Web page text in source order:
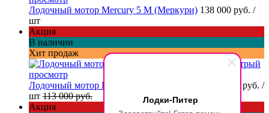
Лодки-Питер
Лодочный мотор Mercury 5 M (Меркури) 138 000 руб. /
шт
Акция
В наличии
Хит продаж
Быстрый
просмотр
Лодочный мотор Hidea HD 9.8 FHS (Хайди)
99 000 руб. /
шт 113 000 руб.
Акция